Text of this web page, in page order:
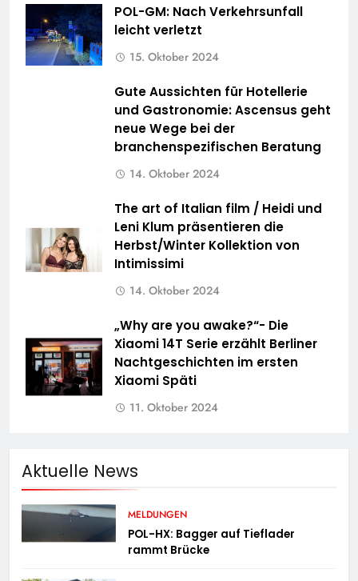
POL-GM: Nach Verkehrsunfall
leicht verletzt
15. Oktober 2024
Gute Aussichten für Hotellerie
und Gastronomie: Ascensus geht
neue Wege bei der
branchenspezifischen Beratung
14. Oktober 2024
The art of Italian film / Heidi und
Leni Klum präsentieren die
Herbst/Winter Kollektion von
Intimissimi
14. Oktober 2024
„Why are you awake?“- Die
Xiaomi 14T Serie erzählt Berliner
Nachtgeschichten im ersten
Xiaomi Späti
11. Oktober 2024
Aktuelle News
MELDUNGEN
POL-HX: Bagger auf Tieflader
rammt Brücke